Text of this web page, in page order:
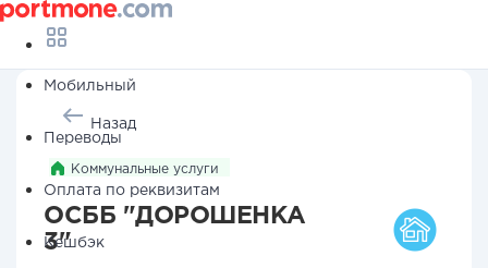
Мобильный
Переводы
Оплата по реквизитам
Кешбэк
Назад
Коммунальные услуги
ОСББ "ДОРОШЕНКА
3"